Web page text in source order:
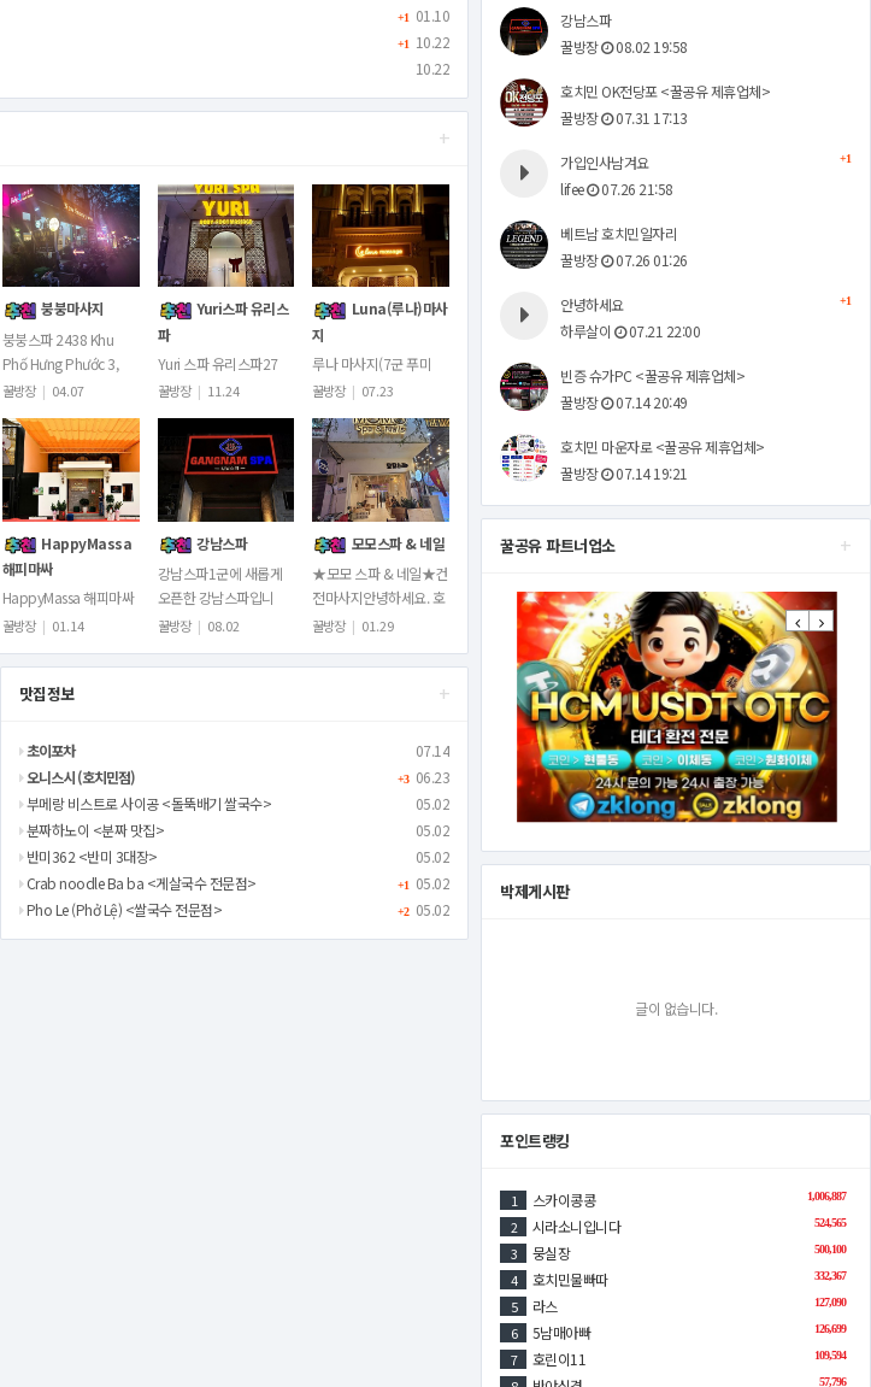
+1 01.10
+1 10.22
10.22
+
붕붕마사지
붕붕스파 2438 Khu
Phố Hưng Phước 3,
Tân Phong, Quận 7,
Minh시스템 및 이용…
꿀방장 | 04.07
Yuri스파 유리스
파
Yuri 스파 유리스파27
Cao Triều Phát, Tân
Thành phố Hồ Chí
Minh주소 링크 htt…
꿀방장 | 11.24
Luna(루나)마사
지
루나 마사지(7군 푸미
흥)주소: 24 Đường số
Thành phố Hồ Chí
Minh 한국식 때밀…
꿀방장 | 07.23
HappyMassa
해피마싸
HappyMassa 해피마싸
1군호치민 부이비엔에
다.17-19 Do Quang
Dau, Pham Ngu Lao,
꿀방장 | 01.14
강남스파
강남스파1군에 새롭게
오픈한 강남스파입니
다.77 Đề Thám, Quận
간: 오전11시~새벽1시
꿀방장 | 08.02
모모스파 & 네일
★모모 스파 & 네일★건
전마사지안녕하세요. 호
치민 No.1등마사지.1군
마사지모모스파&네일
꿀방장 | 01.29
+
맛집정보
07.14
초이포차
+3 06.23
오니스시 (호치민점)
05.02
부메랑 비스트로 사이공 <돌뚝배기 쌀국수>
05.02
분짜하노이 <분짜 맛집>
05.02
반미362 <반미 3대장>
+1 05.02
Crab noodle Ba ba <게살국수 전문점>
+2 05.02
Pho Le (Phở Lệ) <쌀국수 전문점>
강남스파
꿀방장 08.02 19:58
호치민 OK전당포 <꿀공유 제휴업체>
꿀방장 07.31 17:13
+1
가입인사남겨요
lifee 07.26 21:58
베트남 호치민일자리
꿀방장 07.26 01:26
+1
안녕하세요
하루살이
07.21 22:00
빈증 슈가PC <꿀공유 제휴업체>
꿀방장 07.14 20:49
호치민 마운자로 <꿀공유 제휴업체>
꿀방장 07.14 19:21
+
꿀공유 파트너업소
Previous
Next
박제게시판
글이 없습니다.
포인트랭킹
1,006,887
1 스카이콩콩
524,565
2 시라소니입니다
500,100
3 뭉실장
332,367
4 호치민물빠따
127,090
5 라스
126,699
6 5남매아빠
109,594
7 호린이11
57,796